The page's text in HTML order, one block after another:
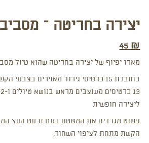
יצירה בחריטה –
45 ₪
מארז יפיוף של יצירה בחריטה שהוא טיול
ליצירה חופשית
פשוט מגרדים את המשטח בעזרת עט העץ
הקשת מתחת לציפוי השחור.